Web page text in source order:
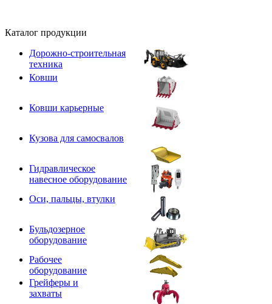
Каталог продукции
Дорожно-строительная
техника
Ковши
Ковши карьерные
Кузова для самосвалов
Гидравлическое
навесное оборудование
Оси, пальцы, втулки
Бульдозерное
оборудование
Рабочее
оборудование
Грейферы и
захваты